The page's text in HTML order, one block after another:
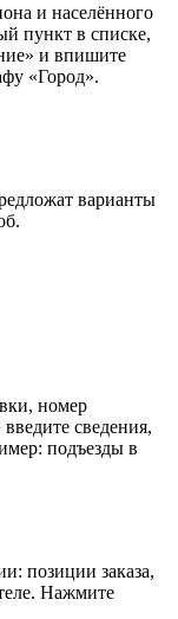
и населённого
пункт в списке,
и впишите
«Город».
варианты
номер
сведения,
подъезды в
позиции заказа,
Нажмите